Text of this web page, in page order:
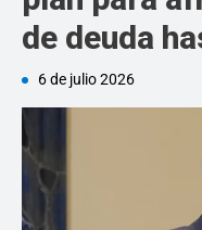
de deuda
6 de julio 2026